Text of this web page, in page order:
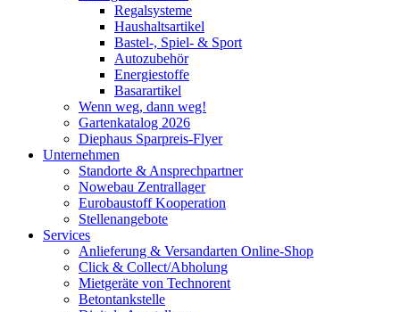
Regalsysteme
Haushaltsartikel
Bastel-, Spiel- & Sport
Autozubehör
Energiestoffe
Basarartikel
Wenn weg, dann weg!
Gartenkatalog 2026
Diephaus Sparpreis-Flyer
Unternehmen
Standorte & Ansprechpartner
Nowebau Zentrallager
Eurobaustoff Kooperation
Stellenangebote
Services
Anlieferung & Versandarten Online-Shop
Click & Collect/Abholung
Mietgeräte von Technorent
Betontankstelle